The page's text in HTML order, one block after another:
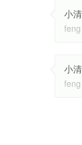
小
feng
小
feng